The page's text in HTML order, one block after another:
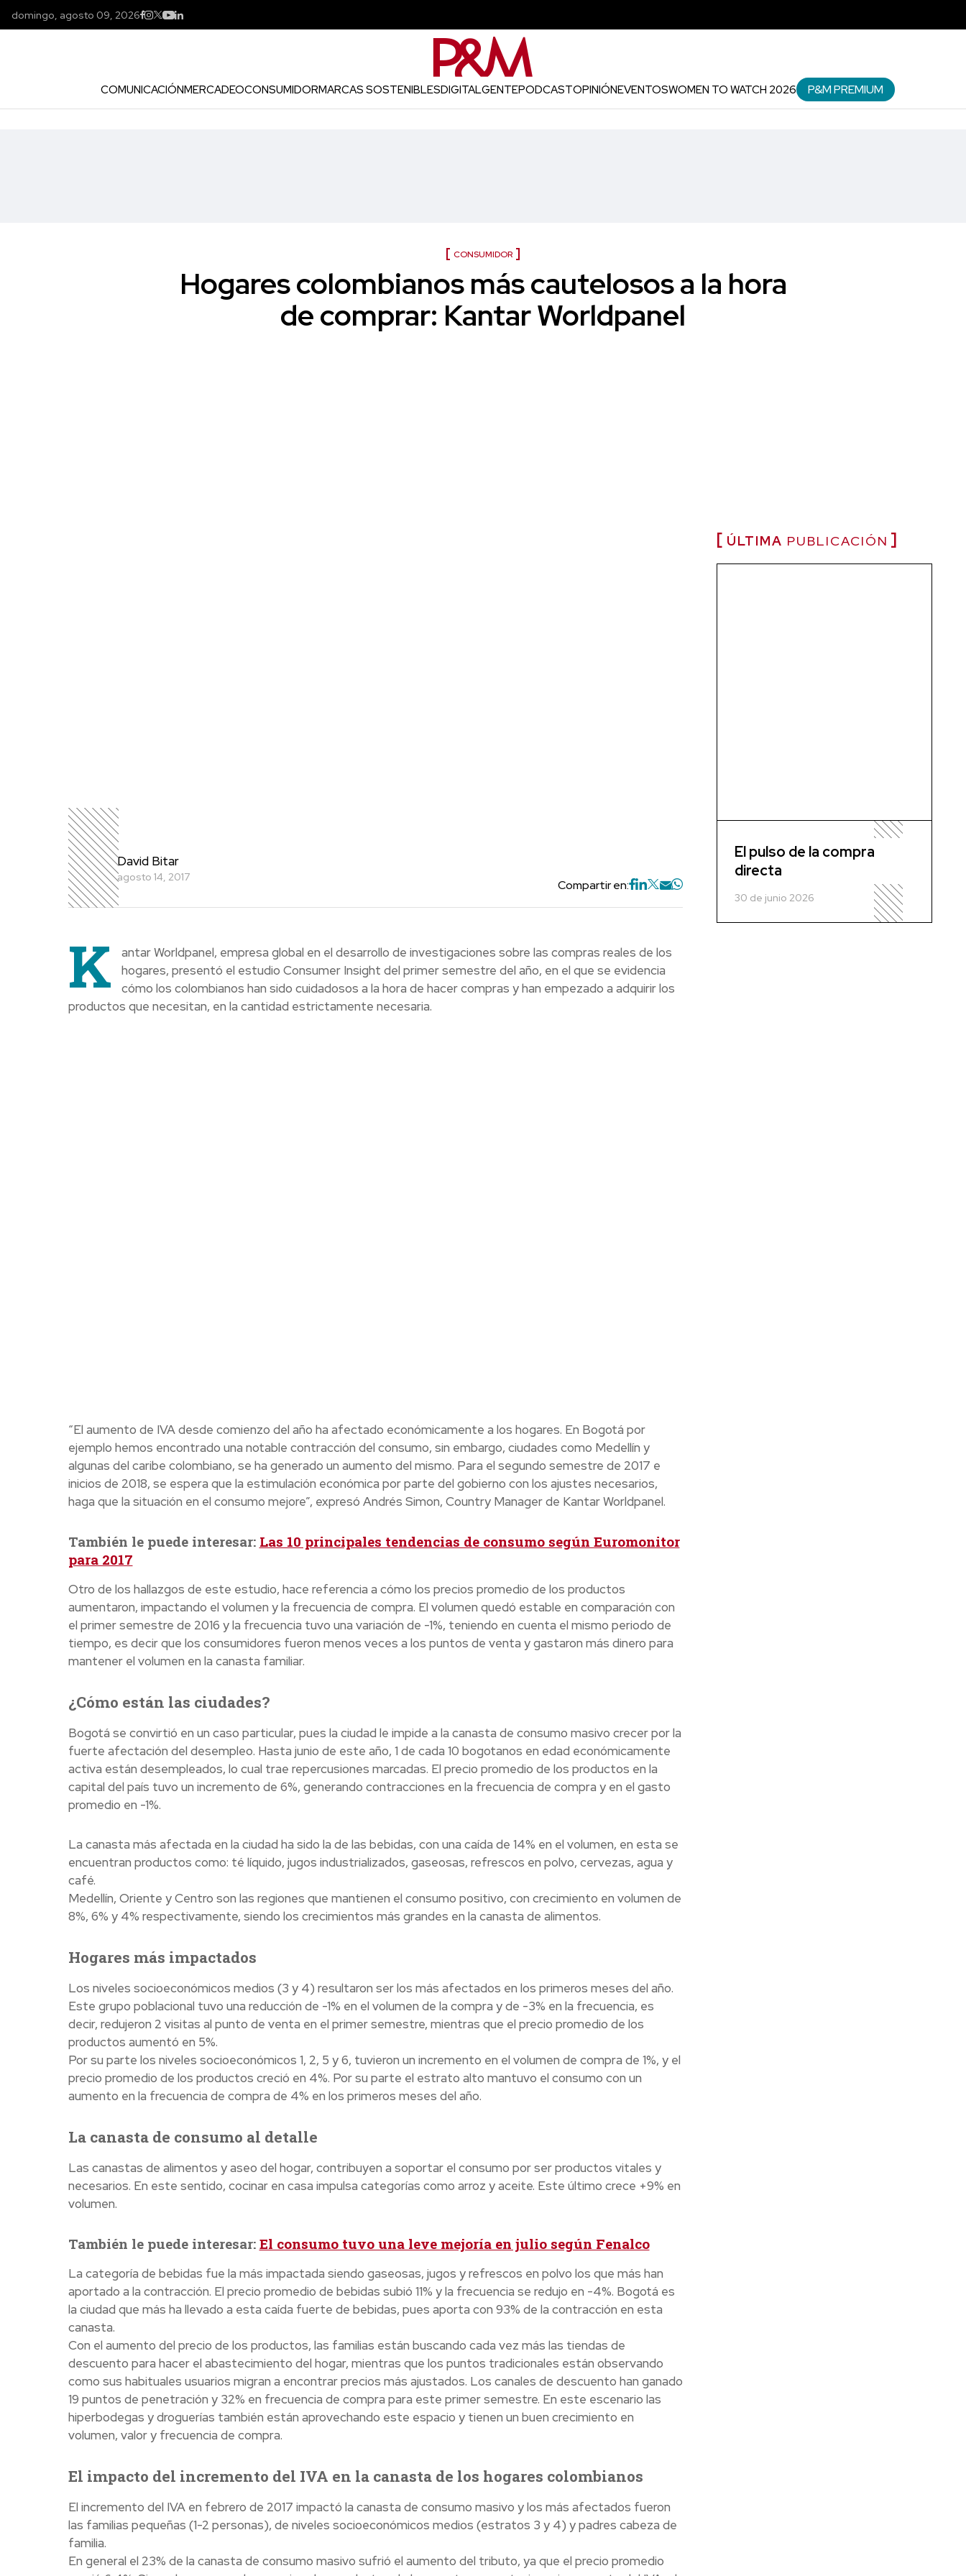
domingo, agosto 09, 2026
COMUNICACIÓNMERCADEOCONSUMIDORMARCAS SOSTENIBLESDIGITALGENTEPODCASTOPINIÓNEVENTOSWOMEN TO WATCH 2026 P&M PREMIUM
CONSUMIDOR
Hogares colombianos más cautelosos a la hora
de comprar: Kantar Worldpanel
David Bitar
agosto 14, 2017
Compartir en:
K
antar Worldpanel, empresa global en el desarrollo de investigaciones sobre las compras reales de los
hogares, presentó el estudio Consumer Insight del primer semestre del año, en el que se evidencia
cómo los colombianos han sido cuidadosos a la hora de hacer compras y han empezado a adquirir los
productos que necesitan, en la cantidad estrictamente necesaria.
“El aumento de IVA desde comienzo del año ha afectado económicamente a los hogares. En Bogotá por
ejemplo hemos encontrado una notable contracción del consumo, sin embargo, ciudades como Medellín y
algunas del caribe colombiano, se ha generado un aumento del mismo. Para el segundo semestre de 2017 e
inicios de 2018, se espera que la estimulación económica por parte del gobierno con los ajustes necesarios,
haga que la situación en el consumo mejore”, expresó Andrés Simon, Country Manager de Kantar Worldpanel.
También le puede interesar: Las 10 principales tendencias de consumo según Euromonitor
para 2017
Otro de los hallazgos de este estudio, hace referencia a cómo los precios promedio de los productos
aumentaron, impactando el volumen y la frecuencia de compra. El volumen quedó estable en comparación con
el primer semestre de 2016 y la frecuencia tuvo una variación de -1%, teniendo en cuenta el mismo periodo de
tiempo, es decir que los consumidores fueron menos veces a los puntos de venta y gastaron más dinero para
mantener el volumen en la canasta familiar.
¿Cómo están las ciudades?
Bogotá se convirtió en un caso particular, pues la ciudad le impide a la canasta de consumo masivo crecer por la
fuerte afectación del desempleo. Hasta junio de este año, 1 de cada 10 bogotanos en edad económicamente
activa están desempleados, lo cual trae repercusiones marcadas. El precio promedio de los productos en la
capital del país tuvo un incremento de 6%, generando contracciones en la frecuencia de compra y en el gasto
promedio en -1%.
La canasta más afectada en la ciudad ha sido la de las bebidas, con una caída de 14% en el volumen, en esta se
encuentran productos como: té líquido, jugos industrializados, gaseosas, refrescos en polvo, cervezas, agua y
café.
Medellín, Oriente y Centro son las regiones que mantienen el consumo positivo, con crecimiento en volumen de
8%, 6% y 4% respectivamente, siendo los crecimientos más grandes en la canasta de alimentos.
Hogares más impactados
Los niveles socioeconómicos medios (3 y 4) resultaron ser los más afectados en los primeros meses del año.
Este grupo poblacional tuvo una reducción de -1% en el volumen de la compra y de -3% en la frecuencia, es
decir, redujeron 2 visitas al punto de venta en el primer semestre, mientras que el precio promedio de los
productos aumentó en 5%.
Por su parte los niveles socioeconómicos 1, 2, 5 y 6, tuvieron un incremento en el volumen de compra de 1%, y el
precio promedio de los productos creció en 4%. Por su parte el estrato alto mantuvo el consumo con un
aumento en la frecuencia de compra de 4% en los primeros meses del año.
La canasta de consumo al detalle
Las canastas de alimentos y aseo del hogar, contribuyen a soportar el consumo por ser productos vitales y
necesarios. En este sentido, cocinar en casa impulsa categorías como arroz y aceite. Este último crece +9% en
volumen.
También le puede interesar: El consumo tuvo una leve mejoría en julio según Fenalco
La categoría de bebidas fue la más impactada siendo gaseosas, jugos y refrescos en polvo los que más han
aportado a la contracción. El precio promedio de bebidas subió 11% y la frecuencia se redujo en -4%. Bogotá es
la ciudad que más ha llevado a esta caída fuerte de bebidas, pues aporta con 93% de la contracción en esta
canasta.
Con el aumento del precio de los productos, las familias están buscando cada vez más las tiendas de
descuento para hacer el abastecimiento del hogar, mientras que los puntos tradicionales están observando
como sus habituales usuarios migran a encontrar precios más ajustados. Los canales de descuento han ganado
19 puntos de penetración y 32% en frecuencia de compra para este primer semestre. En este escenario las
hiperbodegas y droguerías también están aprovechando este espacio y tienen un buen crecimiento en
volumen, valor y frecuencia de compra.
El impacto del incremento del IVA en la canasta de los hogares colombianos
El incremento del IVA en febrero de 2017 impactó la canasta de consumo masivo y los más afectados fueron
las familias pequeñas (1-2 personas), de niveles socioeconómicos medios (estratos 3 y 4) y padres cabeza de
familia.
En general el 23% de la canasta de consumo masivo sufrió el aumento del tributo, ya que el precio promedio
ÚLTIMA PUBLICACIÓN
El pulso de la compra
directa
30 de junio 2026